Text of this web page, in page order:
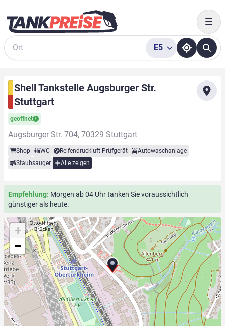
Suche
E5
Shell Tankstelle Augsburger Str.
Stuttgart
geöffnet
Augsburger Str. 704, 70329 Stuttgart
Shop WC Reifendruckluft-Prüfgerät
Autowaschanlage
Staubsauger
Alle zeigen
Empfehlung: Morgen ab 04 Uhr tanken Sie voraussichtlich
günstiger als heute.
+
−